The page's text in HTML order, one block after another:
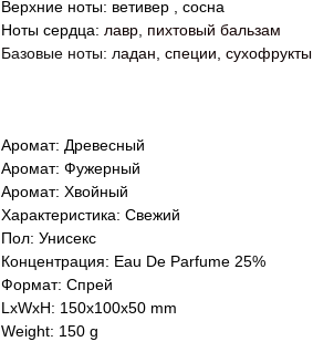
Верхние ноты: ветивер , сосна
Ноты сердца: лавр пихтовый бальзам
Базовые ноты: ладан специи сухофрукты
Аромат: Древесный
Аромат: Фужерный
Аромат: Хвойный
Характеристика: Свежий
Пол: Унисекс
Концентрация: Eau De Parfume 25%
Формат: Спрей
LxWxH: 150x100x50 mm
Weight: 150 g